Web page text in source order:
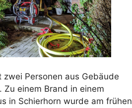
zwei Personen aus Gebäude
Zu einem Brand in einem
in Schierhorn wurde am frühen